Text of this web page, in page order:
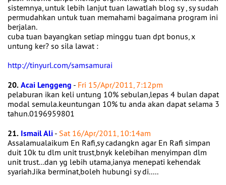
sistemnya, untuk lebih lanjut tuan lawatlah blog sy , sy sudah
permudahkan untuk tuan memahami bagaimana program ini
berjalan.
cuba tuan bayangkan setiap minggu tuan dpt bonus, x
untung ker? so sila lawat :
http://tinyurl.com/samsamurai
20.Acai Lenggeng - Fri 15/Apr/2011, 7:12pm
pelaburan ikan keli untung 10% sebulan,lepas 4 bulan dapat
modal semula.keuntungan 10% tu anda akan dapat selama 3
tahun.0196959801
21. Ismail Ali - Sat 16/Apr/2011, 10:14am
Assalamualaikum En Rafi,sy cadangkn agar En Rafi simpan
duit 10k tu dlm unit trust,bnyk kelebihan menyimpan dlm
unit trust...dan yg lebih utama,ianya menepati kehendak
syariah.Jika berminat,boleh hubungi sy di.....